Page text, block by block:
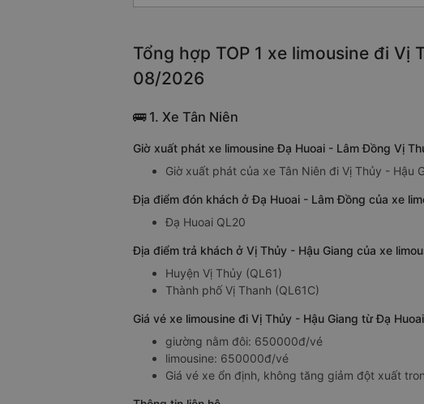
Tổng hợp TOP 1 xe limousine đi
08/2026
🚌 1. Xe Tân Niên
Giờ xuất phát xe limousine Đạ Huoai - Lâm Đồng Vị
Giờ xuất phát của xe Tân Niên đi Vị Thủy - Hậu
Địa điểm đón khách ở Đạ Huoai - Lâm Đồng của xe
Đạ Huoai QL20
Địa điểm trả khách ở Vị Thủy - Hậu Giang của xe
Huyện Vị Thủy (QL61)
Thành phố Vị Thanh (QL61C)
Giá vé xe limousine đi Vị Thủy - Hậu Giang từ Đạ
giường nằm đôi: 650000đ/vé
limousine: 650000đ/vé
Giá vé xe ổn định, không tăng giảm đột xuất